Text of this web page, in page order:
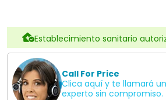
Establecimiento sanitario
Call For Price
Clica aquí y te llamará
experto sin compromiso.